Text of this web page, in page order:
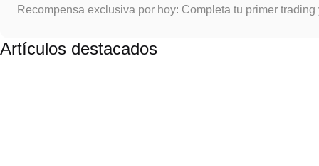
Recompensa exclusiva por hoy: Completa tu primer
Artículos destacados